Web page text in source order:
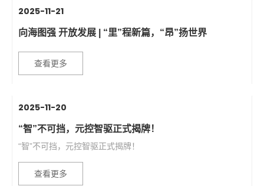
2025-11-21
向海图强 开放发展 | “里”程新篇，“昂”扬世界
查看更多
2025-11-20
“智”不可挡，元控智驱正式揭牌！
“智”不可挡，元控智驱正式揭牌！
查看更多